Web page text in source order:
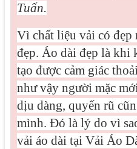
Tuấn.
Vìchất liệu vải có đẹp
đẹp. Áo dài đẹp là khi
tạo được cảm giác
như vậy người mặc
dịu dàng, quyến rũ
mình. Đó là lý do vì
vải áo dài tại Vải Áo